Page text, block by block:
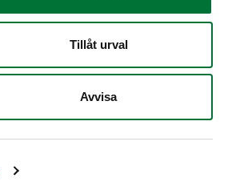
Tillåt urval
Avvisa